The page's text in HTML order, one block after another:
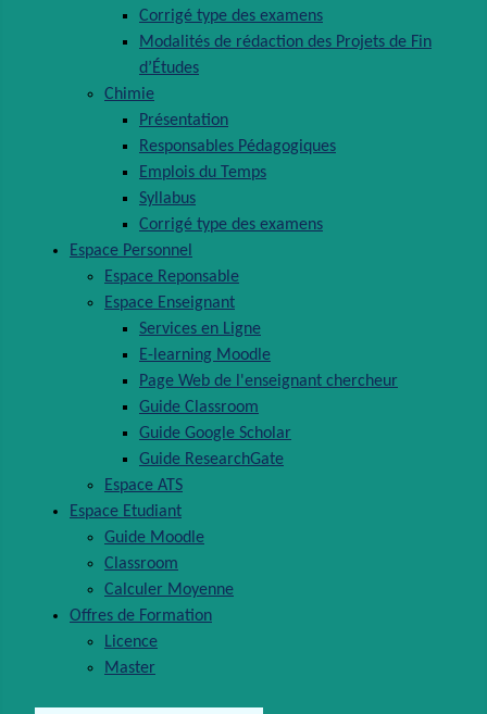
Corrigé type des examens
Modalités de rédaction des Projets de Fin
d’Études
Chimie
Présentation
Responsables Pédagogiques
Emplois du Temps
Syllabus
Corrigé type des examens
Espace Personnel
Espace Reponsable
Espace Enseignant
Services en Ligne
E-learning Moodle
Page Web de l'enseignant chercheur
Guide Classroom
Guide Google Scholar
Guide ResearchGate
Espace ATS
Espace Etudiant
Guide Moodle
Classroom
Calculer Moyenne
Offres de Formation
Licence
Master